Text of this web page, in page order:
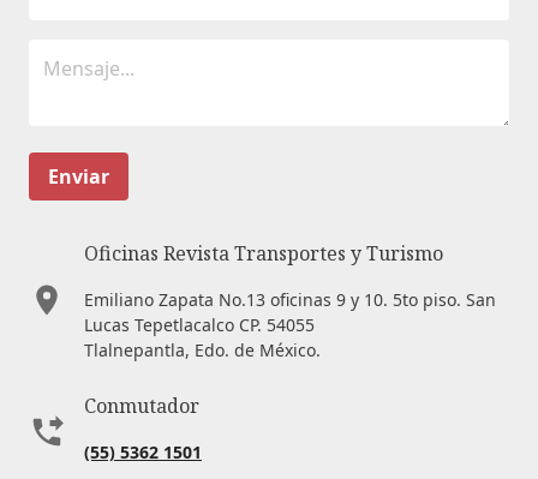
Enviar
Oficinas Revista Transportes y Turismo
Emiliano Zapata No.13 oficinas 9 y 10. 5to piso. San
Lucas Tepetlacalco CP. 54055
Tlalnepantla, Edo. de México.
Conmutador
(55) 5362 1501